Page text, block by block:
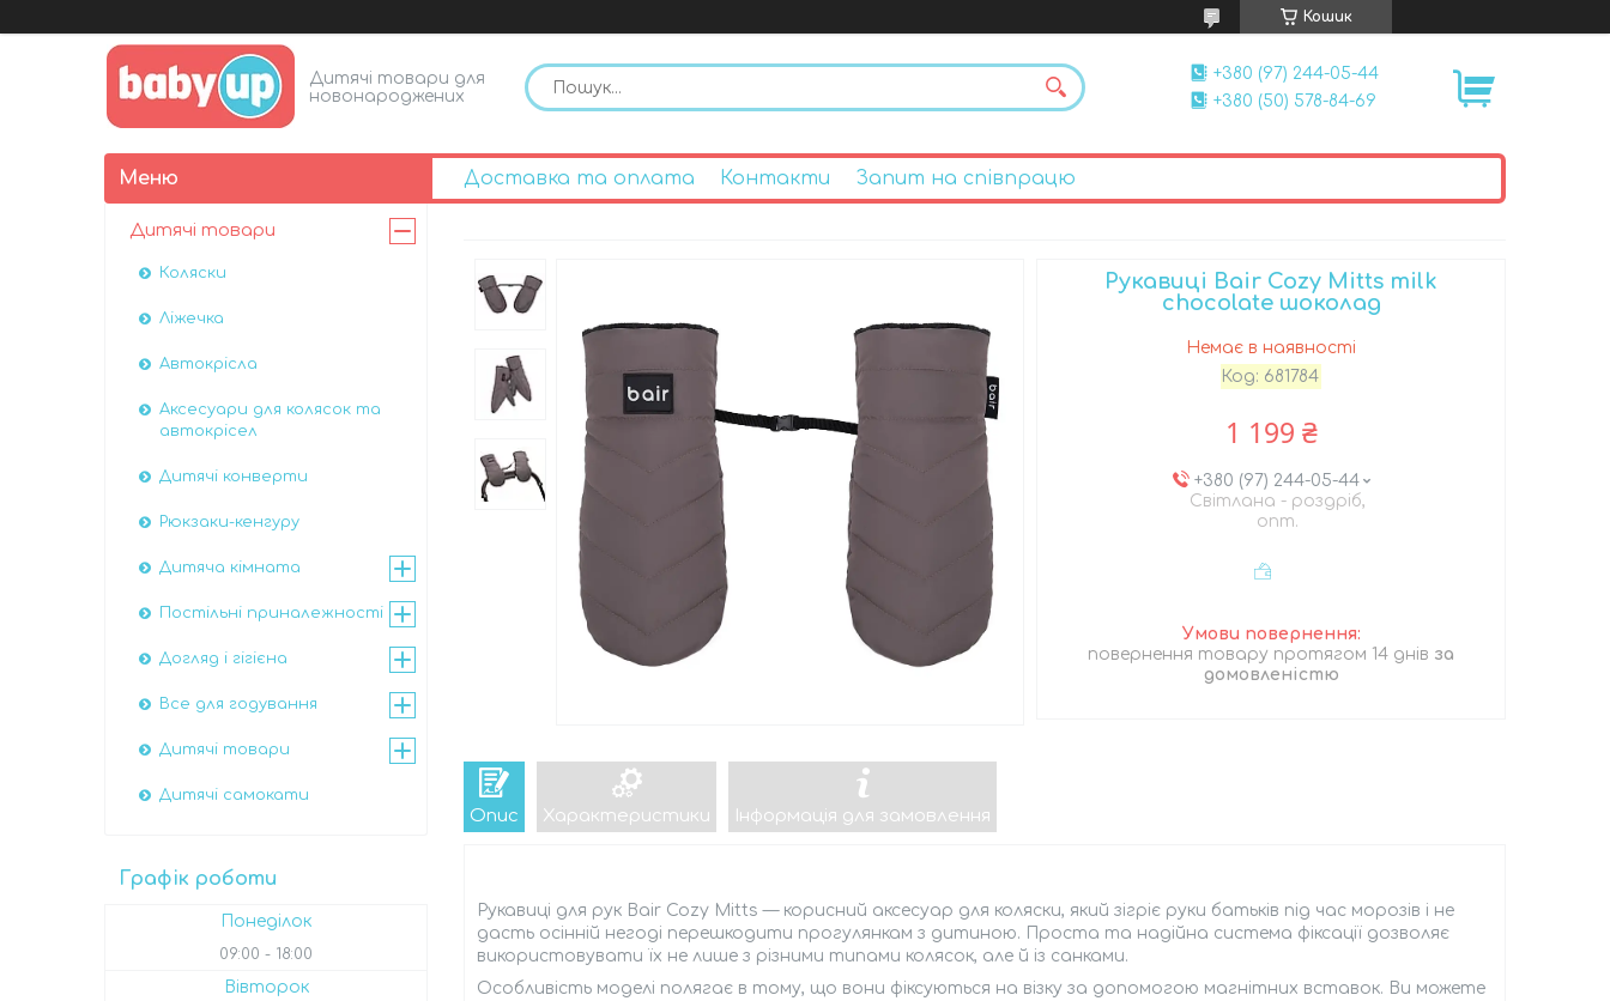
Кошик
Дитячі товари для
новонароджених
+380 (97) 244-05-44
+380 (50) 578-84-69
Доставка та оплата Контакти Запит на співпрацю
Рукавиці Bair Cozy Mitts milk
chocolate шоколад
Немає в наявності
Код: 681784
1 199 ₴
+380 (97) 244-05-44
Світлана - роздріб,
опт.
повернення товару протягом 14 днів за
домовленістю
Опис Характеристики Інформація для замовлення
Рукавиці для рук Bair Cozy Mitts — корисний аксесуар для коляски, який зігріє руки батьків під час морозів і не
дасть осінній негоді перешкодити прогулянкам з дитиною. Проста та надійна система фіксації дозволяє
використовувати їх не лише з різними типами колясок, але й із санками.
Особливість моделі полягає в тому, що вони фіксуються на візку за допомогою магнітних вставок. Ви можете
Дитячі товари
Коляски
Ліжечка
Автокрісла
Аксесуари для колясок та
автокрісел
Дитячі конверти
Рюкзаки-кенгуру
Дитяча кімната
Постільні приналежності
Догляд і гігієна
Все для годування
Дитячі товари
Дитячі самокати
Графік роботи
Понеділок
09:00 18:00
Вівторок